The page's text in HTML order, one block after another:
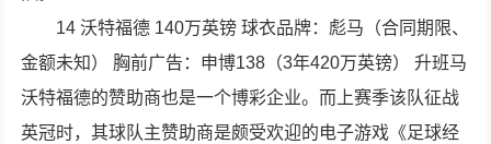
14 沃特福德 140万英镑 球衣品牌：彪马（合同期限、
金额未知） 胸前广告：申博138（3年420万英镑） 升班马
沃特福德的赞助商也是一个博彩企业。而上赛季该队征战
英冠时，其球队主赞助商是颇受欢迎的电子游戏《足球经